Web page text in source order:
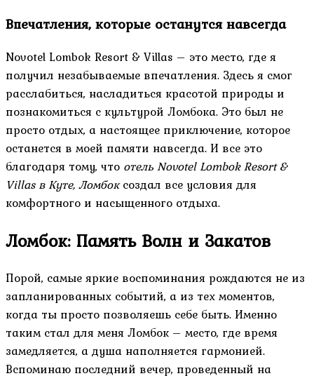
Впечатления, которые останутся навсегда
Novotel Lombok Resort & Villas – это место, где я
получил незабываемые впечатления. Здесь я смог
расслабиться, насладиться красотой природы и
познакомиться с культурой Ломбока. Это был не
просто отдых, а настоящее приключение, которое
останется в моей памяти навсегда. И все это
благодаря тому, что отель Novotel Lombok Resort &
Villas в Куте, Ломбоксоздал все условия для
комфортного и насыщенного отдыха.
Ломбок: Память Волн и Закатов
Порой, самые яркие воспоминания рождаются не из
запланированных событий, а из тех моментов,
когда ты просто позволяешь себе быть. Именно
таким стал для меня Ломбок – место, где время
замедляется, а душа наполняется гармонией.
Вспоминаю последний вечер, проведенный на